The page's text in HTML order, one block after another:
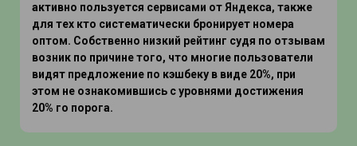
активно пользуется сервисами от Яндекса, также
для тех кто систематически бронирует номера
оптом. Собственно низкий рейтинг судя по отзывам
возник по причине того, что многие пользователи
видят предложение по кэшбеку в виде 20%, при
этом не ознакомившись с уровнями достижения
20% го порога.